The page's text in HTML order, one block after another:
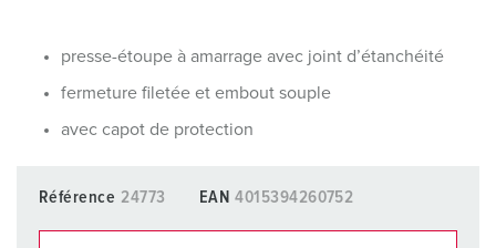
presse-étoupe à amarrage avec joint d’étanchéité
fermeture filetée et embout souple
avec capot de protection
Référence 24773 EAN 4015394260752